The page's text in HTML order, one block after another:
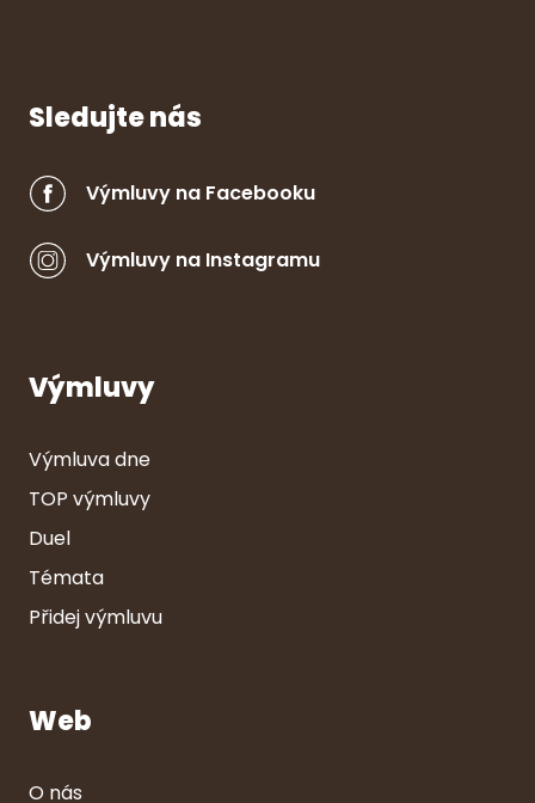
Sledujte nás
Výmluvy na Facebooku
Výmluvy na Instagramu
Výmluvy
Výmluva dne
TOP výmluvy
Duel
Témata
Přidej výmluvu
Web
O nás